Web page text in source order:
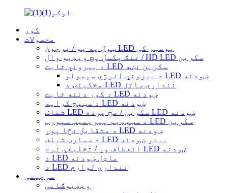
کور
محصولات
ټول په یو / پرچون LED پوسټر کې
تنګ پکسل پچ ویډیو وال / HD LED سکرین
د بیروني ثابت LED سکرین نښه
د بیروني انرژي سپمولو LED ښودنه
مخکینۍ د LED نندارې ساتل
د کور دننه ثابت LED ښودنه
د سټیج کرایه LED ښودنه
شفاف LED سکرین / مخ پرده LED ښودنه
د سټیډیم پیریمیټ سپورټ LED سکرین
د متقابل نڅا پوړ LED ښودنه
د سمارټ شیلف LED بینر ښودنه
انعطاف وړ / تخلیقي نرم LED ښودنه
د LED ماډل ښودنه
د LED نندارې لوازم
سرچینې
ویډیوګانې